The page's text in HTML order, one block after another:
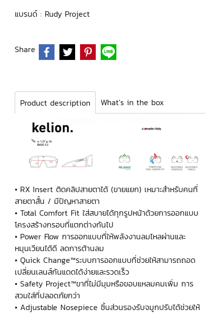
แบรนด์ : Rudy Project
Share
Product description What's in the box
• RX Insert ติดคลิปสายตาได้ (ขายแยก) เหมาะสำหรับคนที่
สายตาสั้น / มีปัญหาสายตา
• Total Comfort Fit ใส่สบายได้ทุกรูปหน้าด้วยการออกแบบ
โครงสร้างกรอบที่แตกต่างกันไป
• Power Flow การออกแบบที่ให้พลังงานลมไหลผ่านและ
หมุนเวียนได้ดี ลดการต้านลม
• Quick Change™ระบบการออกแบบที่ช่วยให้สามารถถอด
เปลี่ยนเลนส์กันแดดได้ง่ายและรวดเร็ว
• Safety Project™ขาที่ไม่มีมุมหรือขอบแหลมคมเพิ่ม การ
สวมใส่ที่ปลอดภัยกว่า
• Adjustable Nosepiece ชิ้นส่วนรองรับจมูกปรับได้ช่วยให้